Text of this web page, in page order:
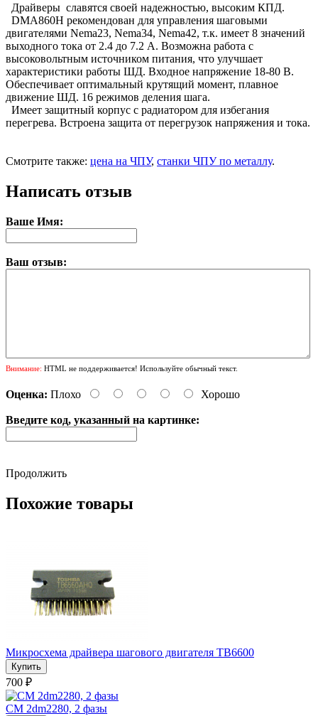
Драйверы славятся своей надежностью, высоким КПД.
DMA860H рекомендован для управления шаговыми
двигателями Nema23, Nema34, Nema42, т.к. имеет 8 значений
выходного тока от 2.4 до 7.2 А. Возможна работа с
высоковольтным источником питания, что улучшает
характеристики работы ШД. Входное напряжение 18-80 В.
Обеспечивает оптимальный крутящий момент, плавное
движение ШД. 16 режимов деления шага.
Имеет защитный корпус с радиатором для избегания
перегрева. Встроена защита от перегрузок напряжения и тока.
Смотрите также: цена на ЧПУ, станки ЧПУ по металлу.
Написать отзыв
Ваше Имя:
Ваш отзыв:
Внимание: HTML не поддерживается! Используйте обычный текст.
Оценка: Плохо Хорошо
Введите код, указанный на картинке:
Продолжить
Похожие товары
Микросхема драйвера шагового двигателя TB6600
700 ₽
CM 2dm2280, 2 фазы